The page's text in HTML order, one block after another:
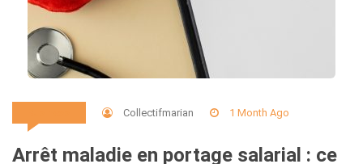
Collectifmarian 1 Month Ago
Arrêt maladie en portage salarial : ce